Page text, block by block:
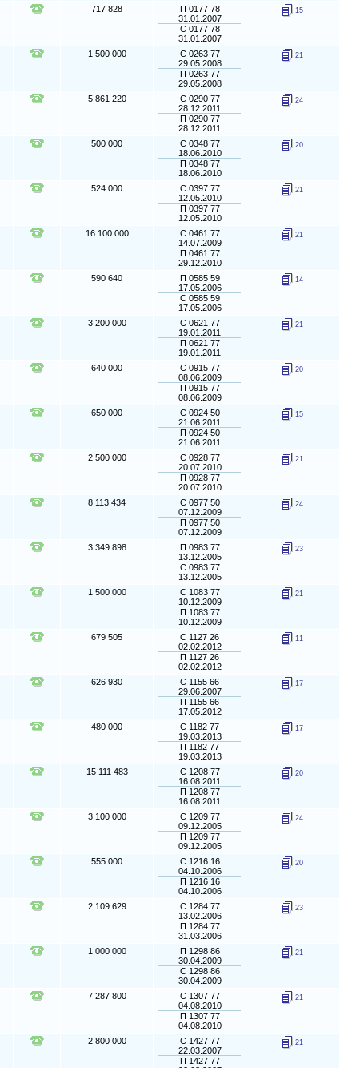
717 828
П 0177 78
31.01.2007
С 0177 78
31.01.2007
15
1 500 000
С 0263 77
29.05.2008
П 0263 77
29.05.2008
21
5 861 220
С 0290 77
28.12.2011
П 0290 77
28.12.2011
24
500 000
С 0348 77
18.06.2010
П 0348 77
18.06.2010
20
524 000
С 0397 77
12.05.2010
П 0397 77
12.05.2010
21
16 100 000
С 0461 77
14.07.2009
П 0461 77
29.12.2010
21
590 640
П 0585 59
17.05.2006
С 0585 59
17.05.2006
14
3 200 000
С 0621 77
19.01.2011
П 0621 77
19.01.2011
21
640 000
С 0915 77
08.06.2009
П 0915 77
08.06.2009
20
650 000
С 0924 50
21.06.2011
П 0924 50
21.06.2011
15
2 500 000
С 0928 77
20.07.2010
П 0928 77
20.07.2010
21
8 113 434
С 0977 50
07.12.2009
П 0977 50
07.12.2009
24
3 349 898
П 0983 77
13.12.2005
С 0983 77
13.12.2005
23
1 500 000
С 1083 77
10.12.2009
П 1083 77
10.12.2009
21
679 505
С 1127 26
02.02.2012
П 1127 26
02.02.2012
11
626 930
С 1155 66
29.06.2007
П 1155 66
17.05.2012
17
480 000
С 1182 77
19.03.2013
П 1182 77
19.03.2013
17
15 111 483
С 1208 77
16.08.2011
П 1208 77
16.08.2011
20
3 100 000
С 1209 77
09.12.2005
П 1209 77
09.12.2005
24
555 000
С 1216 16
04.10.2006
П 1216 16
04.10.2006
20
2 109 629
С 1284 77
13.02.2006
П 1284 77
31.03.2006
23
1 000 000
П 1298 86
30.04.2009
С 1298 86
30.04.2009
21
7 287 800
С 1307 77
04.08.2010
П 1307 77
04.08.2010
21
2 800 000
С 1427 77
22.03.2007
П 1427 77
21